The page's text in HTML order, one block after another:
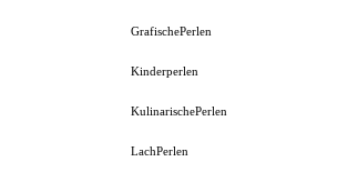
GrafischePerlen
Kinderperlen
KulinarischePerlen
LachPerlen